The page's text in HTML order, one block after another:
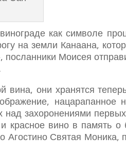
как символе
на земли Канаана,
Моисея
вина, они хранятся
нацарапанное
захоронениями
красное вино в память о
Агостино Святая Моника,